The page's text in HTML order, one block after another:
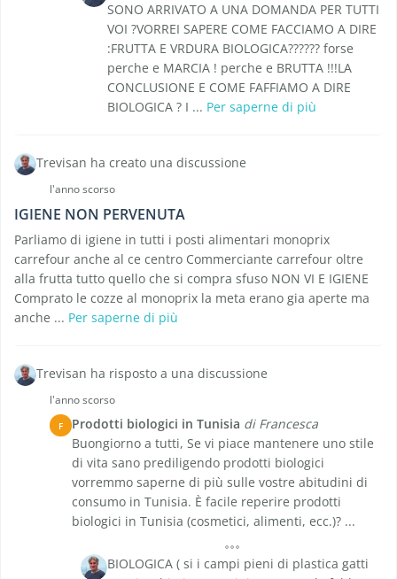
SONO ARRIVATO A UNA DOMANDA PER TUTTI
VOI ?VORREI SAPERE COME FACCIAMO A DIRE
:FRUTTA E VRDURA BIOLOGICA?????? forse
perche e MARCIA ! perche e BRUTTA !!!LA
CONCLUSIONE E COME FAFFIAMO A DIRE
BIOLOGICA ? I ... Per saperne di più
Trevisan ha creato una discussione
l'anno scorso
IGIENE NON PERVENUTA
Parliamo di igiene in tutti i posti alimentari monoprix
carrefour anche al ce centro Commerciante carrefour oltre
alla frutta tutto quello che si compra sfuso NON VI E IGIENE
Comprato le cozze al monoprix la meta erano gia aperte ma
anche ... Per saperne di più
Trevisan ha risposto a una discussione
l'anno scorso
F Prodotti biologici in Tunisia di Francesca
Buongiorno a tutti, Se vi piace mantenere uno stile
di vita sano prediligendo prodotti biologici
vorremmo saperne di più sulle vostre abitudini di
consumo in Tunisia. È facile reperire prodotti
biologici in Tunisia (cosmetici, alimenti, ecc.)? ...
BIOLOGICA ( si i campi pieni di plastica gatti